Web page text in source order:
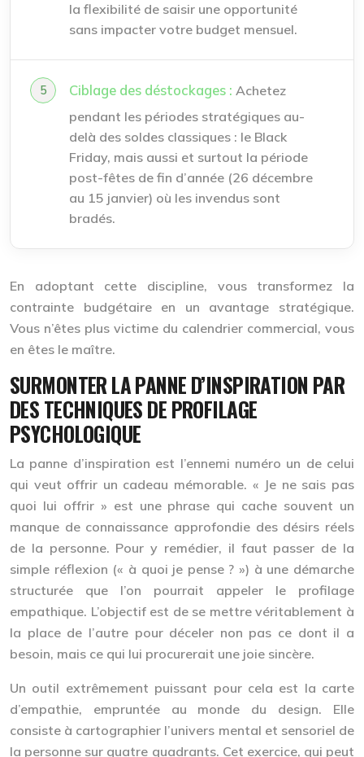
la flexibilité de saisir une opportunité
sans impacter votre budget mensuel.
Ciblage des déstockages : Achetez
pendant les périodes stratégiques au-
delà des soldes classiques : le Black
Friday, mais aussi et surtout la période
post-fêtes de fin d’année (26 décembre
au 15 janvier) où les invendus sont
bradés.
En adoptant cette discipline, vous transformez la
contrainte budgétaire en un avantage stratégique.
Vous n’êtes plus victime du calendrier commercial, vous
en êtes le maître.
SURMONTER LA PANNE D’INSPIRATION PAR
DES TECHNIQUES DE PROFILAGE
PSYCHOLOGIQUE
La panne d’inspiration est l’ennemi numéro un de celui
qui veut offrir un cadeau mémorable. « Je ne sais pas
quoi lui offrir » est une phrase qui cache souvent un
manque de connaissance approfondie des désirs réels
de la personne. Pour y remédier, il faut passer de la
simple réflexion (« à quoi je pense ? ») à une démarche
structurée que l’on pourrait appeler le profilage
empathique. L’objectif est de se mettre véritablement à
la place de l’autre pour déceler non pas ce dont il a
besoin, mais ce qui lui procurerait une joie sincère.
Un outil extrêmement puissant pour cela est la carte
d’empathie, empruntée au monde du design. Elle
consiste à cartographier l’univers mental et sensoriel de
la personne sur quatre quadrants. Cet exercice, qui peut